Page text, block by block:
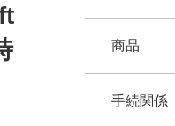
商品
手続関係